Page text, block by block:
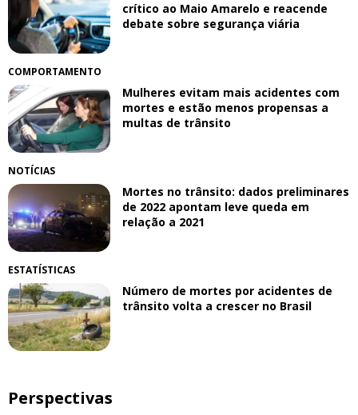
crítico ao Maio Amarelo e reacende
debate sobre segurança viária
COMPORTAMENTO
Mulheres evitam mais acidentes com
mortes e estão menos propensas a
multas de trânsito
NOTÍCIAS
Mortes no trânsito: dados preliminares
de 2022 apontam leve queda em
relação a 2021
ESTATÍSTICAS
Número de mortes por acidentes de
trânsito volta a crescer no Brasil
Perspectivas